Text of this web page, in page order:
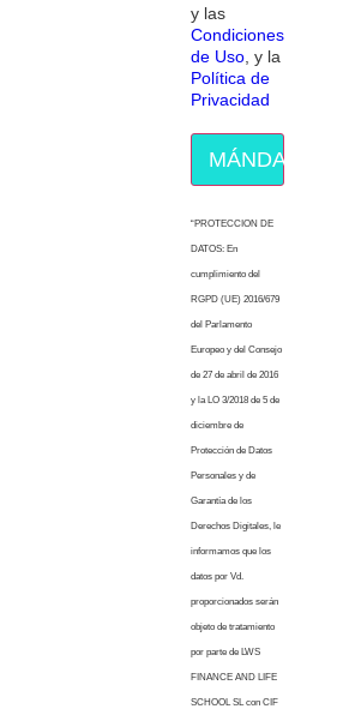
y las
Condiciones
de Uso, y la
Política de
Privacidad
MÁNDAME
“PROTECCION DE
DATOS: En
cumplimiento del
RGPD (UE) 2016/679
del Parlamento
Europeo y del Consejo
de 27 de abril de 2016
y la LO 3/2018 de 5 de
diciembre de
Protección de Datos
Personales y de
Garantía de los
Derechos Digitales, le
informamos que los
datos por Vd.
proporcionados serán
objeto de tratamiento
por parte de LWS
FINANCE AND LIFE
SCHOOL SL con CIF